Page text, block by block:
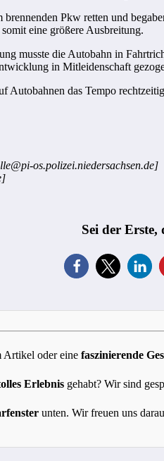
Pkw retten und
eine größere Ausbreitung.
musste die Autobahn in
in Mitleidenschaft
das Tempo
os.polizei.niedersachsen.de]
Sei der Erste,
Artikel oder eine faszinierende
Erlebnis gehabt? Wir sind
unten. Wir freuen uns